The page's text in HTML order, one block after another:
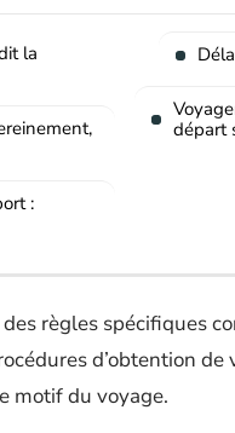
la
:
départ
règles spécifiques
d’obtention
motif du voyage.